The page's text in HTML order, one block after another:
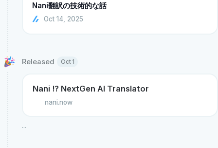
Nani翻訳の技術的な話
Oct 14, 2025
Released Oct 1
Nani !? NextGen AI Translator
nani.now
...